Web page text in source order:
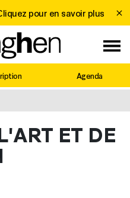
pour en savoir plus
Agenda
ET DE